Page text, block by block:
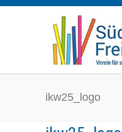
ikw25_logo